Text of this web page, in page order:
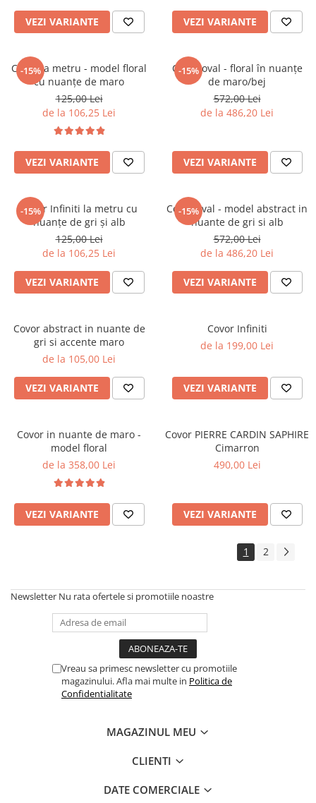
VEZI VARIANTE VEZI VARIANTE
-15%
Covor la metru - model floral
cu nuanțe de maro
125,00 Lei
de la 106,25 Lei
VEZI VARIANTE
-15%
Covor oval - floral în nuanțe
de maro/bej
572,00 Lei
de la 486,20 Lei
VEZI VARIANTE
-15%
Covor Infiniti la metru cu
nuanțe de gri și alb
125,00 Lei
de la 106,25 Lei
VEZI VARIANTE
-15%
Covor oval - model abstract in
nuante de gri si alb
572,00 Lei
de la 486,20 Lei
VEZI VARIANTE
Covor abstract in nuante de
gri si accente maro
de la 105,00 Lei
VEZI VARIANTE
Covor Infiniti
de la 199,00 Lei
VEZI VARIANTE
Covor in nuante de maro -
model floral
de la 358,00 Lei
VEZI VARIANTE
Covor PIERRE CARDIN SAPHIRE
Cimarron
490,00 Lei
VEZI VARIANTE
1 2
Newsletter Nu rata ofertele si promotiile noastre
Vreau sa primesc newsletter cu promotiile
magazinului. Afla mai multe in Politica de
Confidentialitate
MAGAZINUL MEU
CLIENTI
DATE COMERCIALE